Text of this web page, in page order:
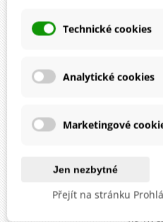
Technické cookies
Analytické cookies
Marketingové
Jen nezbytné
Přejít na stránku